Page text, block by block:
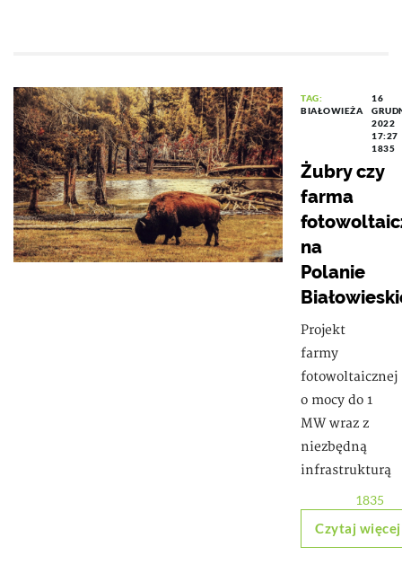
TAG:
BIAŁOWIEŻA
16
2022
17:27
1835
Żubry czy
farma
na
Polanie
Projekt
farmy
fotowoltaicznej
o mocy do 1
MW wraz z
niezbędną
infrastrukturą
1835
Czytaj więcej